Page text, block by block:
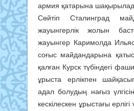
армия қатарына
Сөйтіп Сталинград
жауынгерлік жолын
жауынгер Каримолда
соғыс майдандарына
қалған Курск түбіндегі
ұрыста ерлікпен
адал болудың нағыз
кескілескен ұрыстағы